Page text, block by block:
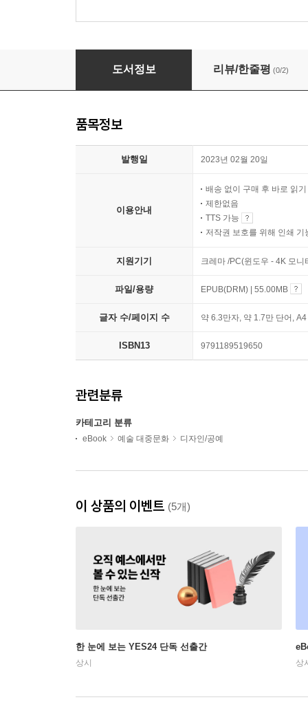
디자인 정치학
도서정보 리뷰/한줄평 (0/2)
품목정보
발행일 2023년 02월 20일
이용안내
배송 없이 구매 후 바로 읽기
제한없음
TTS 가능
저작권 보호를 위해 인쇄 기
지원기기 크레마 /PC(윈도우 - 4K 모
파일/용량 EPUB(DRM) | 55.00MB
글자 수/페이지 수 약 6.3만자, 약 1.7만 단어,
ISBN13 9791189519650
관련분류
카테고리 분류
eBook 예술 대중문화 디자인/공예
이 상품의 이벤트 (5개)
한 눈에 보는 YES24 단독 선출간
상시 상